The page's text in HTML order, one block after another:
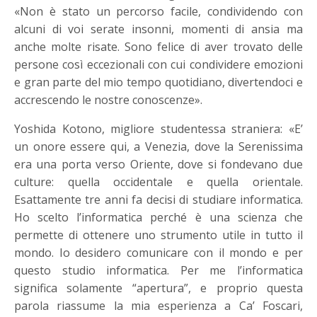
«Non è stato un percorso facile, condividendo con
alcuni di voi serate insonni, momenti di ansia ma
anche molte risate. Sono felice di aver trovato delle
persone così eccezionali con cui condividere emozioni
e gran parte del mio tempo quotidiano, divertendoci e
accrescendo le nostre conoscenze».
Yoshida Kotono, migliore studentessa straniera: «E’
un onore essere qui, a Venezia, dove la Serenissima
era una porta verso Oriente, dove si fondevano due
culture: quella occidentale e quella orientale.
Esattamente tre anni fa decisi di studiare informatica.
Ho scelto l’informatica perché è una scienza che
permette di ottenere uno strumento utile in tutto il
mondo. Io desidero comunicare con il mondo e per
questo studio informatica. Per me l’informatica
significa solamente “apertura”, e proprio questa
parola riassume la mia esperienza a Ca’ Foscari,